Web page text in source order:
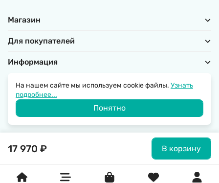
17 970 ₽ В корзину
Магазин
Для покупателей
Информация
© 2026 SantechRussia.
Политика обработки персональных данных
На нашем сайте мы используем cookie файлы. Узнать
подробнее...
Понятно